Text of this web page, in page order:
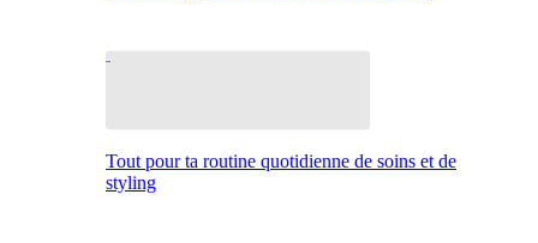
Tout pour ta routine quotidienne de soins et de
styling